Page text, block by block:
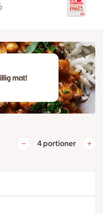
4 portioner